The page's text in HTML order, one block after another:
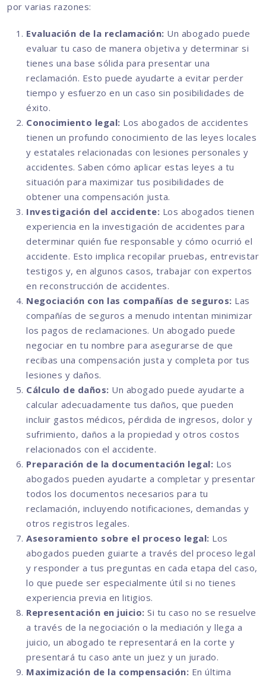
por varias razones:
Evaluación de la reclamación: Un abogado puede
evaluar tu caso de manera objetiva y determinar si
tienes una base sólida para presentar una
reclamación. Esto puede ayudarte a evitar perder
tiempo y esfuerzo en un caso sin posibilidades de
éxito.
Conocimiento legal: Los abogados de accidentes
tienen un profundo conocimiento de las leyes locales
y estatales relacionadas con lesiones personales y
accidentes. Saben cómo aplicar estas leyes a tu
situación para maximizar tus posibilidades de
obtener una compensación justa.
Investigación del accidente: Los abogados tienen
experiencia en la investigación de accidentes para
determinar quién fue responsable y cómo ocurrió el
accidente. Esto implica recopilar pruebas, entrevistar
testigos y, en algunos casos, trabajar con expertos
en reconstrucción de accidentes.
Negociación con las compañías de seguros: Las
compañías de seguros a menudo intentan minimizar
los pagos de reclamaciones. Un abogado puede
negociar en tu nombre para asegurarse de que
recibas una compensación justa y completa por tus
lesiones y daños.
Cálculo de daños: Un abogado puede ayudarte a
calcular adecuadamente tus daños, que pueden
incluir gastos médicos, pérdida de ingresos, dolor y
sufrimiento, daños a la propiedad y otros costos
relacionados con el accidente.
Preparación de la documentación legal: Los
abogados pueden ayudarte a completar y presentar
todos los documentos necesarios para tu
reclamación, incluyendo notificaciones, demandas y
otros registros legales.
Asesoramiento sobre el proceso legal: Los
abogados pueden guiarte a través del proceso legal
y responder a tus preguntas en cada etapa del caso,
lo que puede ser especialmente útil si no tienes
experiencia previa en litigios.
Representación en juicio: Si tu caso no se resuelve
a través de la negociación o la mediación y llega a
juicio, un abogado te representará en la corte y
presentará tu caso ante un juez y un jurado.
Maximización de la compensación: En última